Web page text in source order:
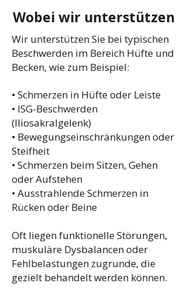
Wobei wir unterstützen
Wir unterstützen Sie bei typischen
Beschwerden im Bereich Hüfte und
Becken, wie zum Beispiel:
• Schmerzen in Hüfte oder Leiste
• ISG-Beschwerden
(Iliosakralgelenk)
• Bewegungseinschränkungen oder
Steifheit
• Schmerzen beim Sitzen, Gehen
oder Aufstehen
• Ausstrahlende Schmerzen in
Rücken oder Beine
Oft liegen funktionelle Störungen,
muskuläre Dysbalancen oder
Fehlbelastungen zugrunde, die
gezielt behandelt werden können.